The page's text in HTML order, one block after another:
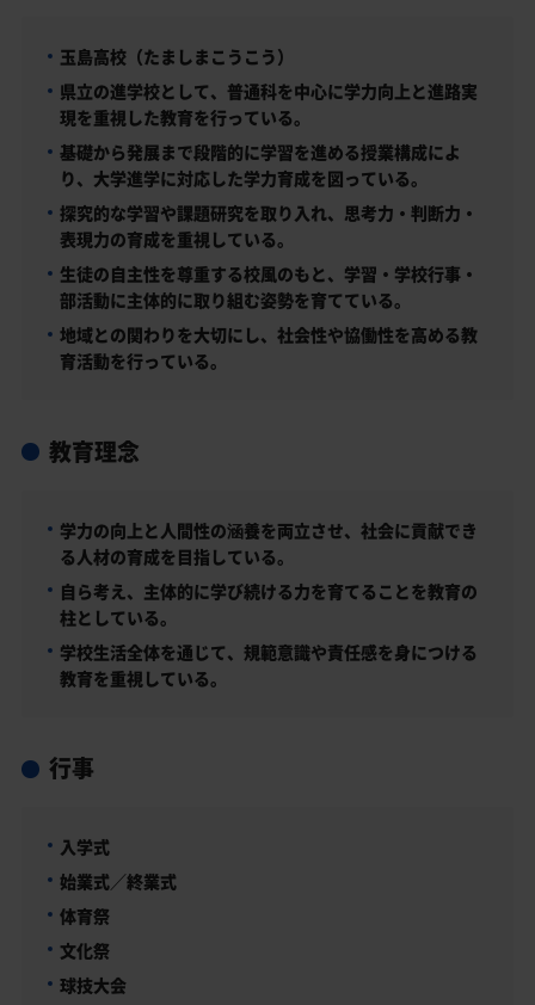
玉島高校（たましまこうこう）
県立の進学校として、普通科を中心に学力向上と進路実
現を重視した教育を行っている。
基礎から発展まで段階的に学習を進める授業構成によ
り、大学進学に対応した学力育成を図っている。
探究的な学習や課題研究を取り入れ、思考力・判断力・
表現力の育成を重視している。
生徒の自主性を尊重する校風のもと、学習・学校行事・
部活動に主体的に取り組む姿勢を育てている。
地域との関わりを大切にし、社会性や協働性を高める教
育活動を行っている。
教育理念
学力の向上と人間性の涵養を両立させ、社会に貢献でき
る人材の育成を目指している。
自ら考え、主体的に学び続ける力を育てることを教育の
柱としている。
学校生活全体を通じて、規範意識や責任感を身につける
教育を重視している。
行事
入学式
始業式／終業式
体育祭
文化祭
球技大会